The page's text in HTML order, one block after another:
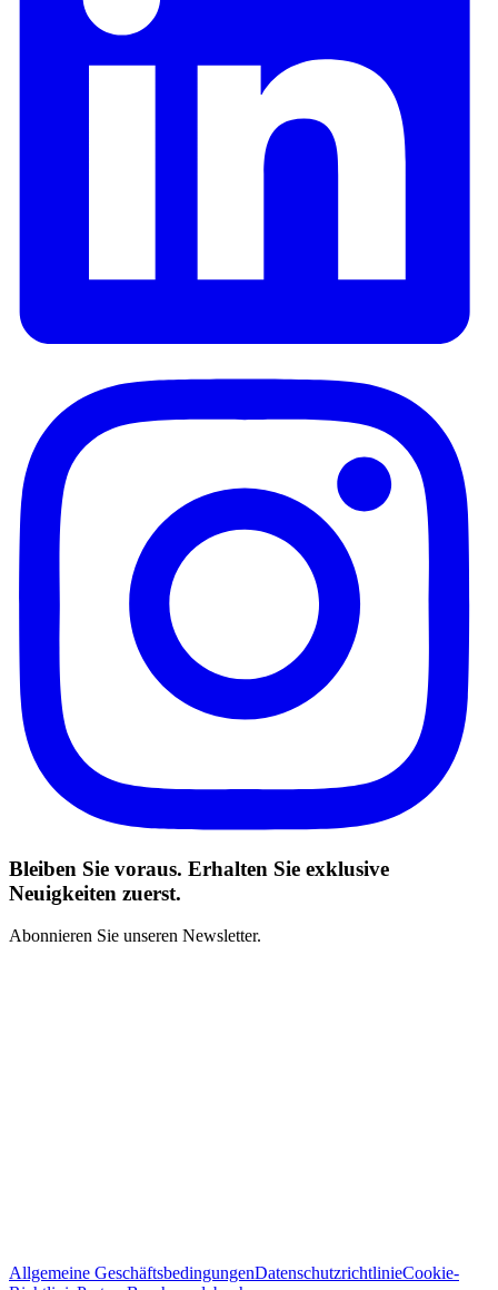
Bleiben Sie voraus. Erhalten Sie exklusive
Neuigkeiten zuerst.
Abonnieren Sie unseren Newsletter.
Allgemeine GeschäftsbedingungenDatenschutzrichtlinieCookie-